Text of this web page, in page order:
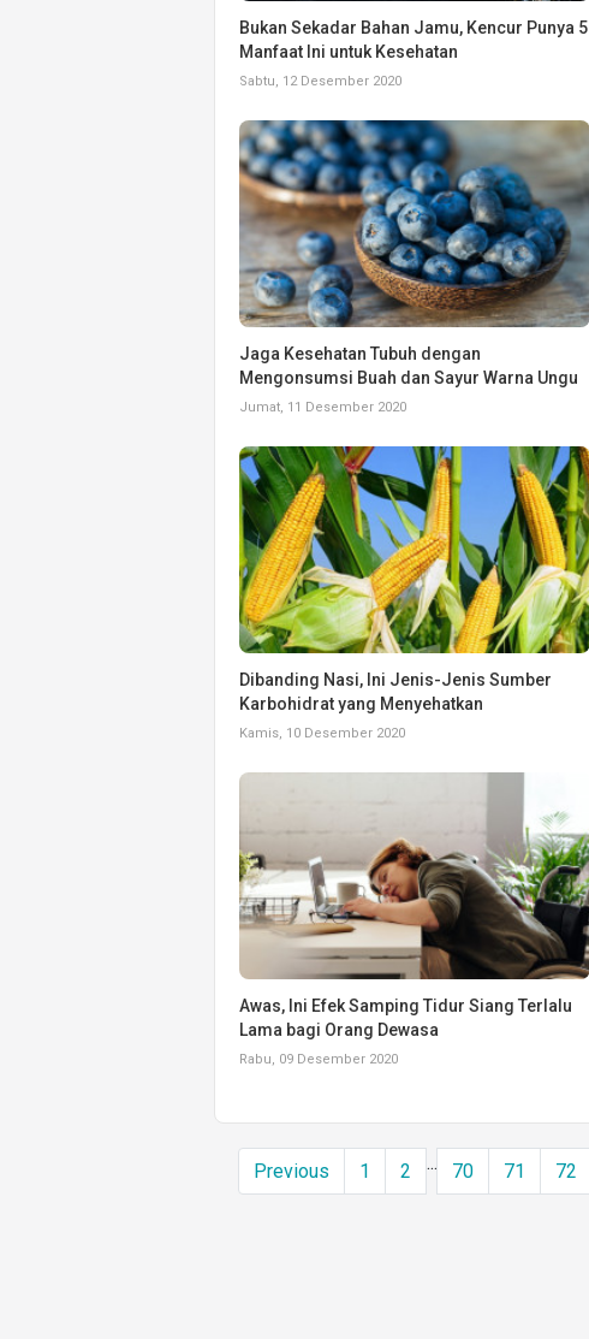
Bukan Sekadar Bahan Jamu, Kencur Punya 5
Manfaat Ini untuk Kesehatan
Sabtu, 12 Desember 2020
Jaga Kesehatan Tubuh dengan
Mengonsumsi Buah dan Sayur Warna Ungu
Jumat, 11 Desember 2020
Dibanding Nasi, Ini Jenis-Jenis Sumber
Karbohidrat yang Menyehatkan
Kamis, 10 Desember 2020
Awas, Ini Efek Samping Tidur Siang Terlalu
Lama bagi Orang Dewasa
Rabu, 09 Desember 2020
Previous 1 2 ... 70 71 72